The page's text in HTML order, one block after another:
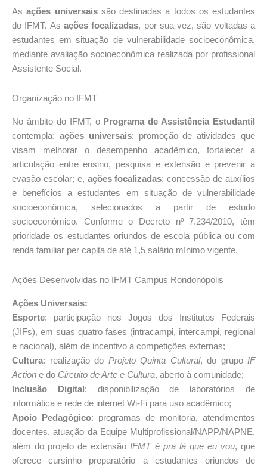
Asações universaissão destinadas a todos os estudantes
do IFMT. As ações focalizadas, por sua vez, são voltadas a
estudantes em situação de vulnerabilidade socioeconômica,
mediante avaliação socioeconômica realizada por profissional
Assistente Social.
Organização no IFMT
No âmbito do IFMT, o Programa de Assistência Estudantil
contempla: ações universais: promoção de atividades que
visam melhorar o desempenho acadêmico, fortalecer a
articulação entre ensino, pesquisa e extensão e prevenir a
evasão escolar; e, ações focalizadas: concessão de auxílios
e benefícios a estudantes em situação de vulnerabilidade
socioeconômica, selecionados a partir de estudo
socioeconômico. Conforme o Decreto nº 7.234/2010, têm
prioridade os estudantes oriundos de escola pública ou com
renda familiar per capita de até 1,5 salário mínimo vigente.
Ações Desenvolvidas no IFMT Campus Rondonópolis
Ações Universais:
Esporte: participação nos Jogos dos Institutos Federais
(JIFs), em suas quatro fases (intracampi, intercampi, regional
e nacional), além de incentivo a competições externas;
Cultura: realização do Projeto Quinta Cultural, do grupo IF
Action e do Circuito de Arte e Cultura, aberto à comunidade;
Inclusão Digital: disponibilização de laboratórios de
informática e rede de internet Wi-Fi para uso acadêmico;
Apoio Pedagógico: programas de monitoria, atendimentos
docentes, atuação da Equipe Multiprofissional/NAPP/NAPNE,
além do projeto de extensão IFMT é pra lá que eu vou, que
oferece cursinho preparatório a estudantes oriundos de